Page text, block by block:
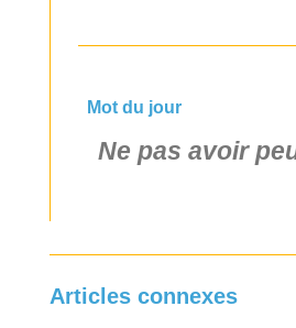
Mot du jour
Ne pas avoir
Articles connexes